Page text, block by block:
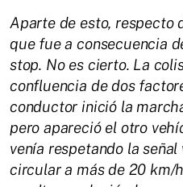
Aparte de esto, respecto
que fue a consecuencia
stop. No es cierto. La
confluencia de dos
conductor inició la
pero apareció el otro
venía respetando la
circular a más de 20 km/